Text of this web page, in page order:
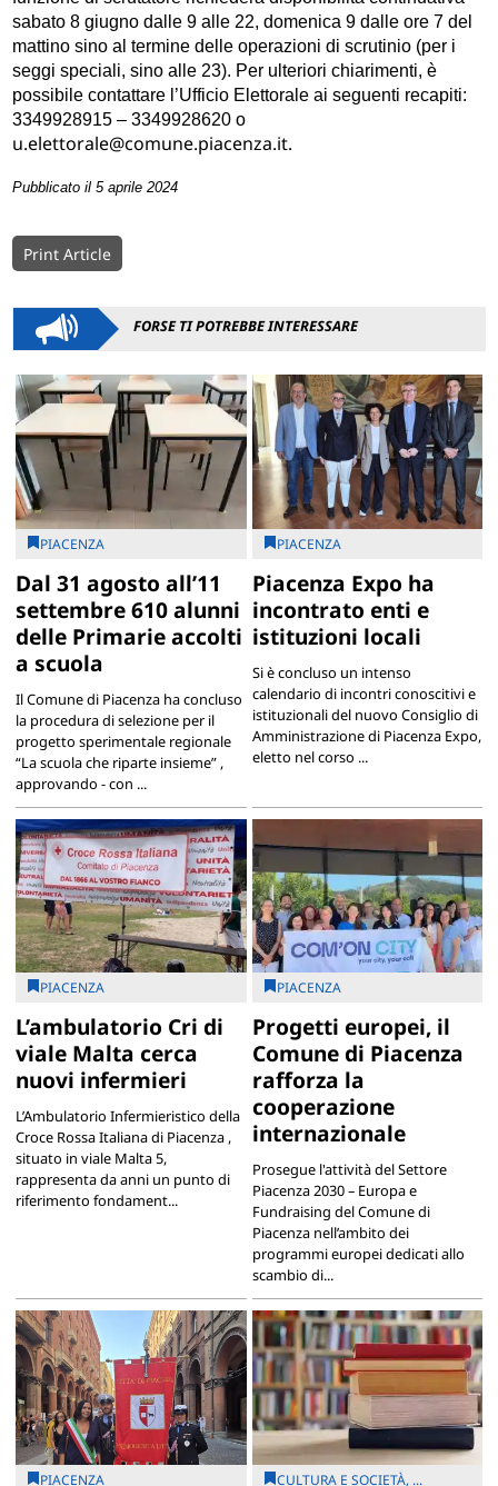
sabato 8 giugno dalle 9 alle 22, domenica 9 dalle ore 7 del
mattino sino al termine delle operazioni di scrutinio (per i
seggi speciali, sino alle 23). Per ulteriori chiarimenti, è
possibile contattare l’Ufficio Elettorale ai seguenti recapiti:
3349928915 – 3349928620 o
u.elettorale@comune.piacenza.it.
Pubblicato il 5 aprile 2024
Print Article
FORSE TI POTREBBE INTERESSARE
PIACENZA
Dal 31 agosto all’11
settembre 610 alunni
delle Primarie accolti
a scuola
Il Comune di Piacenza ha concluso
la procedura di selezione per il
progetto sperimentale regionale
“La scuola che riparte insieme” ,
approvando - con ...
PIACENZA
Piacenza Expo ha
incontrato enti e
istituzioni locali
Si è concluso un intenso
calendario di incontri conoscitivi e
istituzionali del nuovo Consiglio di
Amministrazione di Piacenza Expo,
eletto nel corso ...
PIACENZA
L’ambulatorio Cri di
viale Malta cerca
nuovi infermieri
L’Ambulatorio Infermieristico della
Croce Rossa Italiana di Piacenza ,
situato in viale Malta 5,
rappresenta da anni un punto di
riferimento fondament...
PIACENZA
Progetti europei, il
Comune di Piacenza
rafforza la
cooperazione
internazionale
Prosegue l'attività del Settore
Piacenza 2030 – Europa e
Fundraising del Comune di
Piacenza nell’ambito dei
programmi europei dedicati allo
scambio di...
PIACENZA CULTURA E SOCIETÀ, ...